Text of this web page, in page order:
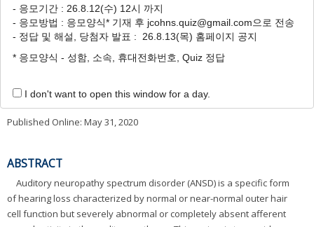
o
Assessment and Management of Auditory
Neuropathy Spectrum Disorder
Jin-Dong Kim
Sep 12, 2016 ; Accepted:
Published Online: May 31, 2020
ABSTRACT
Auditory neuropathy spectrum disorder (ANSD) is a specific form
of hearing loss characterized by normal or near-normal outer hair
cell function but severely abnormal or completely absent afferent
- 응모기간 : 26.8.12(수) 12시 까지
- 응모방법 : 응모양식* 기재 후 jcohns.quiz@gmail.com으로 전송
- 정답 및 해설, 당첨자 발표 : 26.8.13(목) 홈페이지 공지
* 응모양식 - 성함, 소속, 휴대전화번호, Quiz 정답
I don't want to open this window for a day.